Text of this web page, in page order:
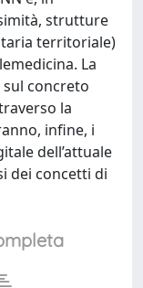
strutture
territoriale)
La
concreto
la
infine, i
dell’attuale
dei concetti di